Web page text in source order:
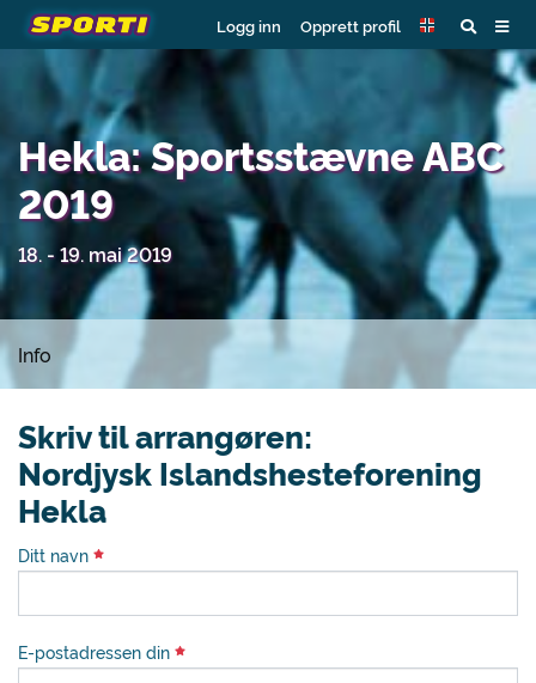
Logg inn Opprett profil
Hekla: Sportsstævne ABC
2019
18. - 19. mai 2019
Info
Skriv til arrangøren:
Nordjysk Islandshesteforening
Hekla
Ditt navn
E-postadressen din